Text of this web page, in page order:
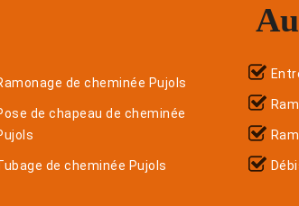
de cheminée Pujols
de chapeau de cheminée
de cheminée Pujols